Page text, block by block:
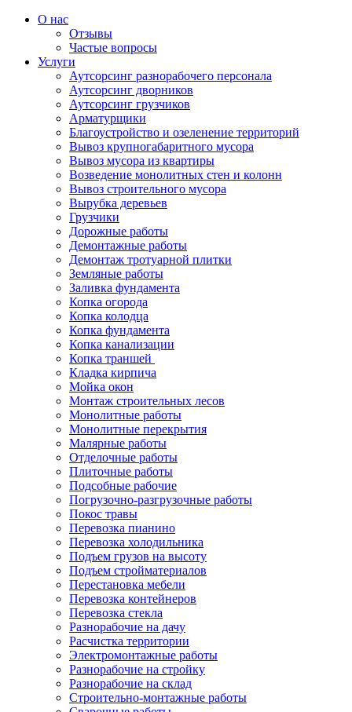
О нас
Отзывы
Частые вопросы
Услуги
Аутсорсинг разнорабочего персонала
Аутсорсинг дворников
Аутсорсинг грузчиков
Арматурщики
Благоустройство и озеленение территорий
Вывоз крупногабаритного мусора
Вывоз мусора из квартиры
Возведение монолитных стен и колонн
Вывоз строительного мусора
Вырубка деревьев
Грузчики
Дорожные работы
Демонтажные работы
Демонтаж тротуарной плитки
Земляные работы
Заливка фундамента
Копка огорода
Копка колодца
Копка фундамента
Копка канализации
Копка траншей
Кладка кирпича
Мойка окон
Монтаж строительных лесов
Монолитные работы
Монолитные перекрытия
Малярные работы
Отделочные работы
Плиточные работы
Подсобные рабочие
Погрузочно-разгрузочные работы
Покос травы
Перевозка пианино
Перевозка холодильника
Подъем грузов на высоту
Подъем стройматериалов
Перестановка мебели
Перевозка контейнеров
Перевозка стекла
Разнорабочие на дачу
Расчистка территории
Электромонтажные работы
Разнорабочие на стройку
Разнорабочие на склад
Строительно-монтажные работы